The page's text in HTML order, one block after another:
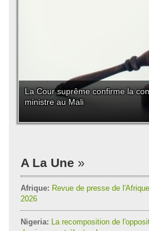
La Cour suprême confirme la
ministre au Mali
A La Une
Afrique: Revue de presse de
2026
Nigeria: La recomposition de